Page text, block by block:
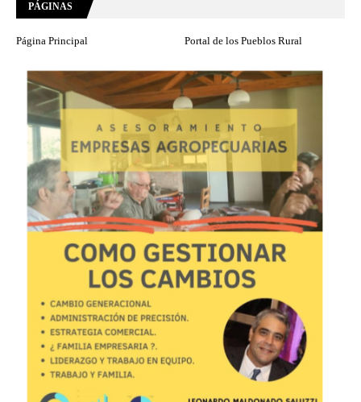
PÁGINAS
Página Principal Portal de los Pueblos Rural